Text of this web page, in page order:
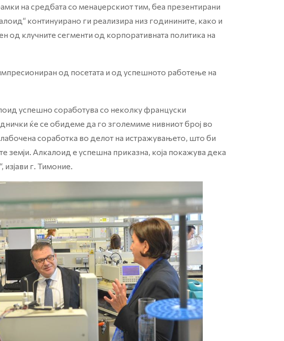
на средбата со менаџерскиот тим, беа презентирани
континуирано ги реализира низ годинините, како и
од клучните сегменти од корпоративната политика на
од посетата и од успешното работење на
успешно соработува со неколку француски
ќе се обидеме да го зголемиме нивниот број во
соработка во делот на истражувањето, што би
земји. Алкалоид е успешна приказна, која покажува дека
г. Тимоние.